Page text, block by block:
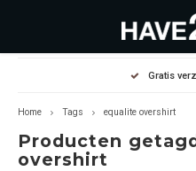
Hoofdmenu /
Jassen Diverse
Hoofdmenu /
Hoodies
Hoofdmenu / outlet
Diverse
Gratis
Home Tags equalite overshirt
Producten
overshirt